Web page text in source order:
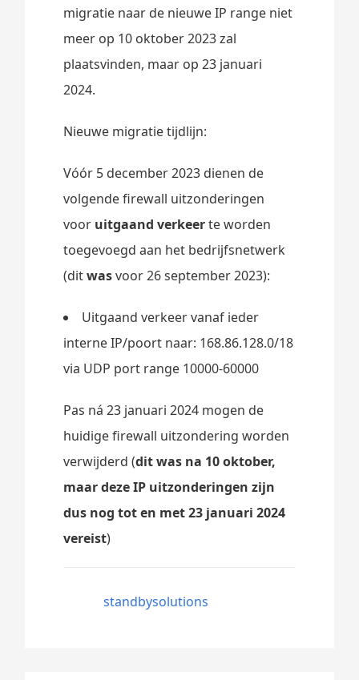
migratie naar de nieuwe IP range niet
meer op 10 oktober 2023 zal
plaatsvinden, maar op 23 januari
2024.
Nieuwe migratie tijdlijn:
Vóór 5 december 2023 dienen de
volgende firewall uitzonderingen
voor uitgaand verkeerte worden
toegevoegd aan het bedrijfsnetwerk
(ditwasvoor 26 september 2023):
Uitgaand verkeer vanaf ieder
interne IP/poort naar: 168.86.128.0/18
via UDP port range 10000-60000
Pas ná 23 januari 2024 mogen de
huidige firewall uitzondering worden
verwijderd (dit was na 10 oktober,
maar deze IP uitzonderingen zijn
dus nog tot en met 23 januari 2024
vereist)
standbysolutions